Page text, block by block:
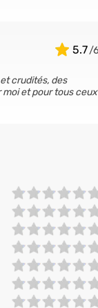
5.7
crudités, des
et pour tous ceux